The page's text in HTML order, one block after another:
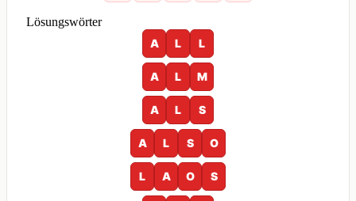
Lösungswörter
A
L L
A L M
A L S
A L S O
L A O S